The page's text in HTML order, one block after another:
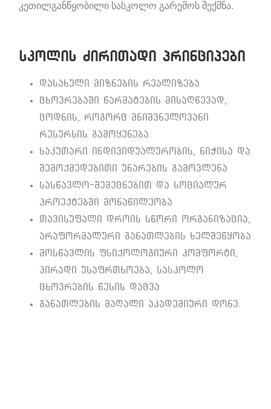
კეთილგანწყობილი სასკოლო გარემოს შექმნა.
სკოლის ძირითადი პრინციპები
დასახული მიზნების რეალიზება
ცხოვრებაში წარმატების მისაღწევად,
ცოდნის, როგორც მნიშვნელოვანი
რესურსის გამოყენება
საკუთარი ინდივიდუალურობის, ნიჭისა და
შემოქმედებითი უნარების გამოვლენა
სასწავლო-შემეცნებით და სოციალურ
პროექტებში მონაწილეობა
თავისუფალი დროის სწორი ორგანიზაცია,
არაფორმალური განათლების ხელშეწყობა
მოსწავლის ფსიქოლოგიური კომფორტი,
პირადი უსაფრთხოება, სასკოლო
ცხოვრების წესის დაცვა
განათლების მაღალი აკადემიური დონე.